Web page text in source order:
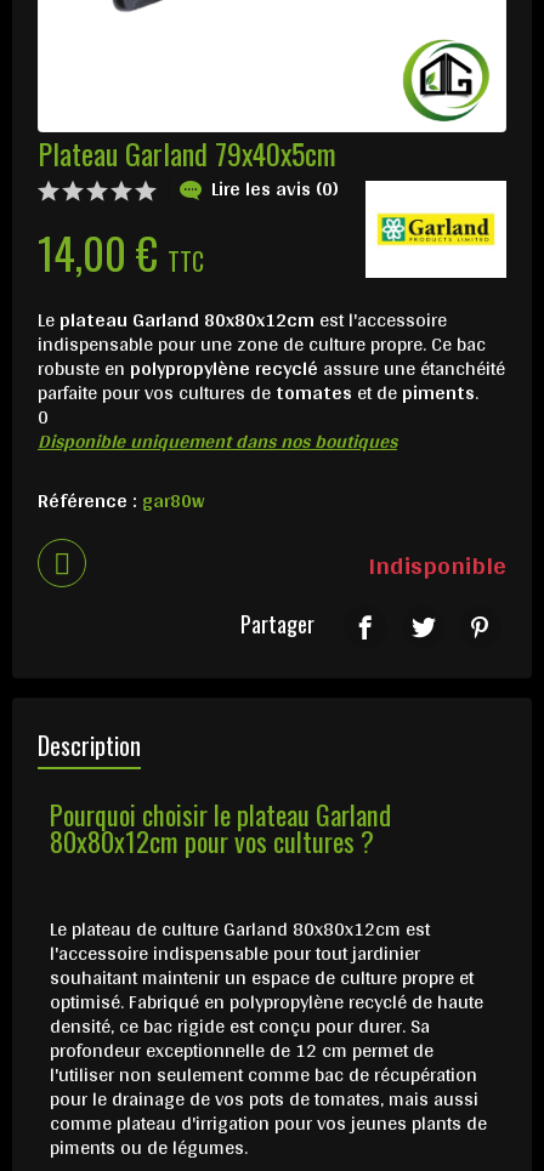
Plateau Garland 79x40x5cm
Lire les avis (0)
14,00 € TTC
Leplateau Garland 80x80x12cm est l'accessoire
indispensable pour une zone de culture propre. Ce bac
robuste en polypropylène recyclé assure une étanchéité
parfaite pour vos cultures detomates et depiments.
0
Disponible uniquement dans nos boutiques
Référence : gar80w
Indisponible
Partager
Description
Pourquoi choisir le plateau Garland
80x80x12cm pour vos cultures ?
Le plateau de culture Garland 80x80x12cm est
l'accessoire indispensable pour tout jardinier
souhaitant maintenir un espace de culture propre et
optimisé. Fabriqué en polypropylène recyclé de haute
densité, ce bac rigide est conçu pour durer. Sa
profondeur exceptionnelle de 12 cm permet de
l'utiliser non seulement comme bac de récupération
pour le drainage de vos pots de tomates, mais aussi
comme plateau d'irrigation pour vos jeunes plants de
piments ou de légumes.